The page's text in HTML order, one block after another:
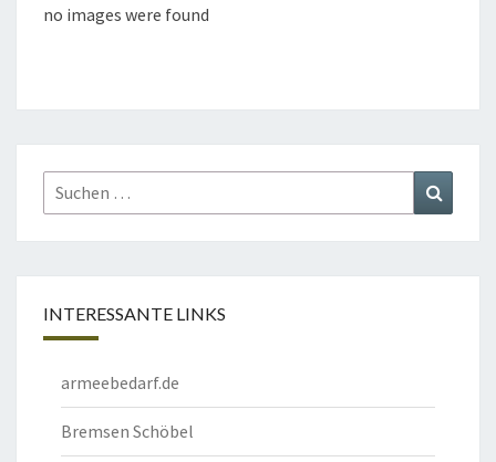
no images were found
Suchen
nach:
INTERESSANTE LINKS
armeebedarf.de
Bremsen Schöbel